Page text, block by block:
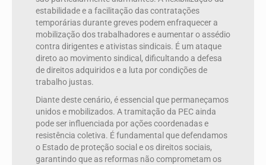
estabilidade e a facilitação das contratações
temporárias durante greves podem enfraquecer a
mobilização dos trabalhadores e aumentar o assédio
contra dirigentes e ativistas sindicais. É um ataque
direto ao movimento sindical, dificultando a defesa
de direitos adquiridos e a luta por condições de
trabalho justas.
Diante deste cenário, é essencial que permaneçamos
unidos e mobilizados. A tramitação da PEC ainda
pode ser influenciada por ações coordenadas e
resistência coletiva. É fundamental que defendamos
o Estado de proteção social e os direitos sociais,
garantindo que as reformas não comprometam os